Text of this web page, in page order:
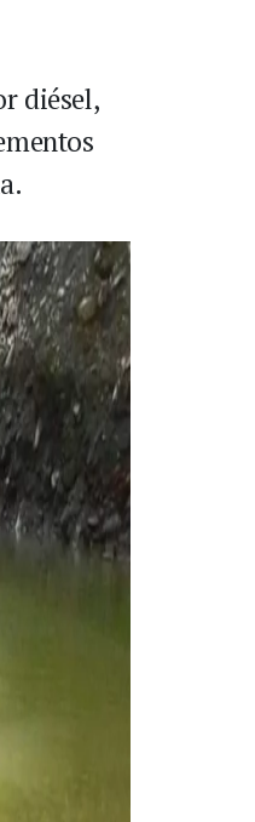
diésel,